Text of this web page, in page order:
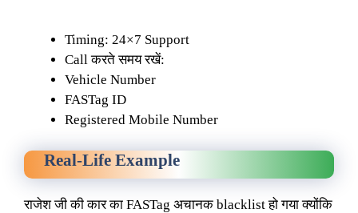
Timing: 24×7 Support
Call करते समय रखें:
Vehicle Number
FASTag ID
Registered Mobile Number
Real-Life Example
राजेश जी की कार का FASTag अचानक blacklist हो गया क्योंकि